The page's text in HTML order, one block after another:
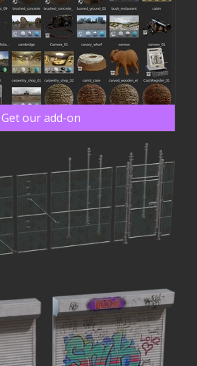
Get our add-on